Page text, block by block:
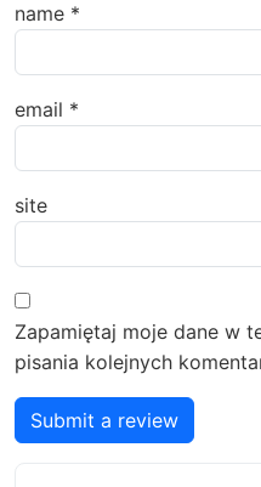
name *
email *
site
Zapamiętaj moje dane w
pisania kolejnych
Submit a review